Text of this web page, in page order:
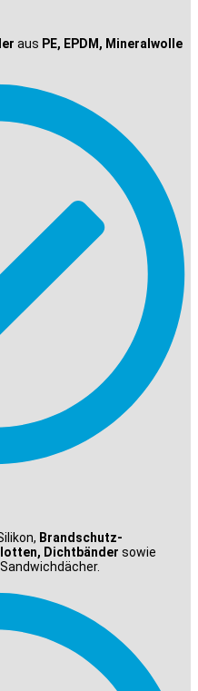
aus PE, EPDM, Mineralwolle
Brandschutz-
Dichtbänder sowie